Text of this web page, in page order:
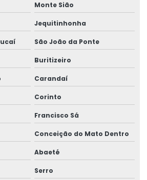
Formatos
Medidas
Empresas De Alimentos
E Festas
De Produtos
Alimentícia
Monte Sião
Jequitinhonha
São João da Ponte
Buritizeiro
Carandaí
Corinto
Francisco Sá
Conceição do Mato Dentro
Abaeté
Serro